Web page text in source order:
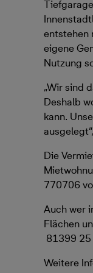
entstehen
eigene
Nutzung
„Wir sind
Deshalb
kann.
Die
770706
Auch wer
Flächen
81399 25
Weitere